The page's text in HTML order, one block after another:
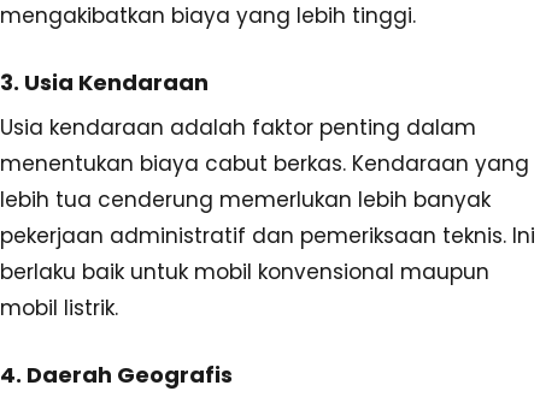
mengakibatkan biaya yang lebih tinggi.
3. Usia Kendaraan
Usia kendaraan adalah faktor penting dalam
menentukan biaya cabut berkas. Kendaraan yang
lebih tua cenderung memerlukan lebih banyak
pekerjaan administratif dan pemeriksaan teknis. Ini
berlaku baik untuk mobil konvensional maupun
mobil listrik.
4. Daerah Geografis